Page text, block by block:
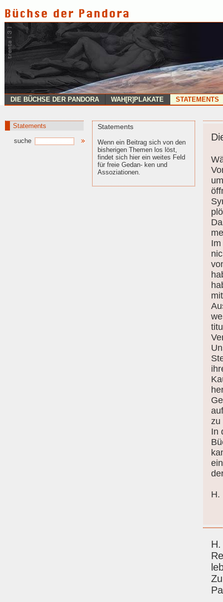
DIE BÜCHSE DER PANDORA WAH[R]PLAKATE STATEMENTS
Statements
suche
Statements
Wenn ein Beitrag sich von den
bisherigen Themen los löst,
findet sich hier ein weites Feld
für freie Gedan- ken und
Assoziationen.
zu
In
H.